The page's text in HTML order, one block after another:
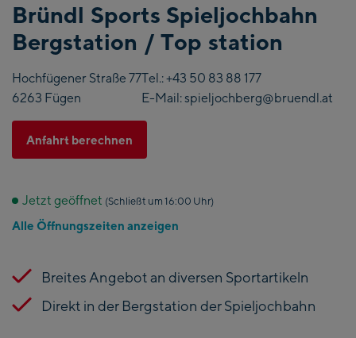
Bründl Sports Spieljochbahn
Bergstation / Top station
Hochfügener Straße 77
6263 Fügen
Tel.:+43 50 83 88 177
E-Mail:spieljochberg@bruendl.at
Anfahrt berechnen
Jetzt geöffnet (Schließt um 16:00 Uhr)
Alle Öffnungszeiten anzeigen
Breites Angebot an diversen Sportartikeln
Direkt in der Bergstation der Spieljochbahn